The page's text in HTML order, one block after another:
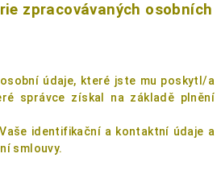
zpracovávaných osobních
údaje, které jste mu poskytl/a
správce získal na základě plnění
identifikační a kontaktní údaje a
smlouvy.